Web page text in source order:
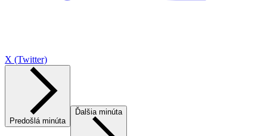
X (Twitter)
Predošlá minúta
Ďalšia minúta